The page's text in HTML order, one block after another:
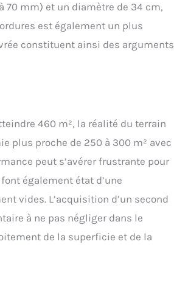
70 mm) et un diamètre de 34 cm,
est également un plus
constituent ainsi des arguments
460 m², la réalité du terrain
plus proche de 250 à 300 m² avec
peut s’avérer frustrante pour
également état d’une
vides. L’acquisition d’un second
à ne pas négliger dans le
de la superficie et de la